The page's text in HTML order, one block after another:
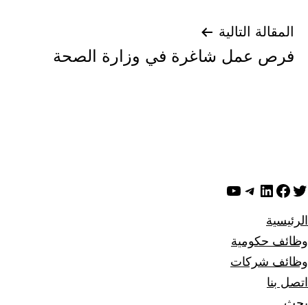
المقالة التالية
فرص عمل شاغرة في وزارة الصحة
تويترفيسبوك
لينكد إن تيليجرام
يوتيوب
الرئيسية
وظائف حكومية
وظائف شركات
اتصل بنا